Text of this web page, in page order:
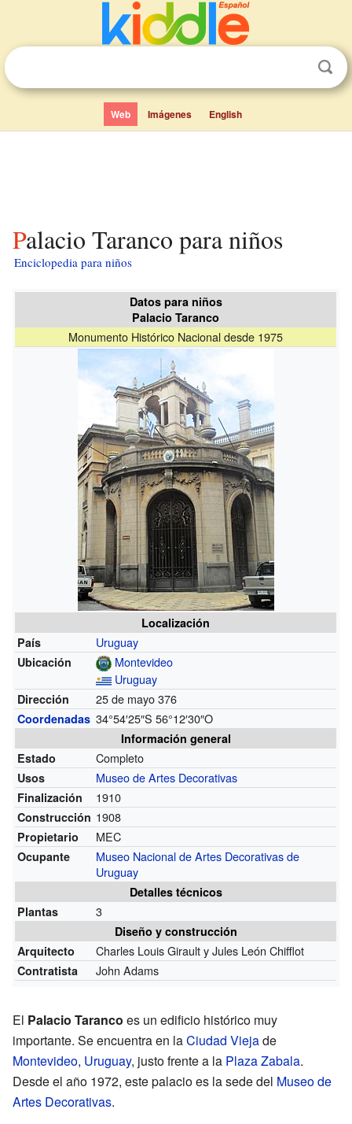
Web Imágenes English
Palacio Taranco para niños
Enciclopedia para niños
Datos para niños
Palacio Taranco
Monumento Histórico Nacional desde 1975
Localización
País
Uruguay
Ubicación
Montevideo
Uruguay
Dirección 25 de mayo 376
Coordenadas 34°54′25″S 56°12′30″O
Información general
Estado
Completo
Usos Museo de Artes Decorativas
Finalización 1910
Construcción 1908
Propietario MEC
Ocupante
Museo Nacional de Artes Decorativas de
Uruguay
Detalles técnicos
Plantas
3
Diseño y construcción
Arquitecto
Charles Louis Girault y Jules León Chifflot
Contratista John Adams
El Palacio Taranco es un edificio histórico muy
importante. Se encuentra en laCiudad Viejade
Montevideo, Uruguay, justo frente a la Plaza Zabala.
Desde el año 1972, este palacio es la sede del Museo de
Artes Decorativas.